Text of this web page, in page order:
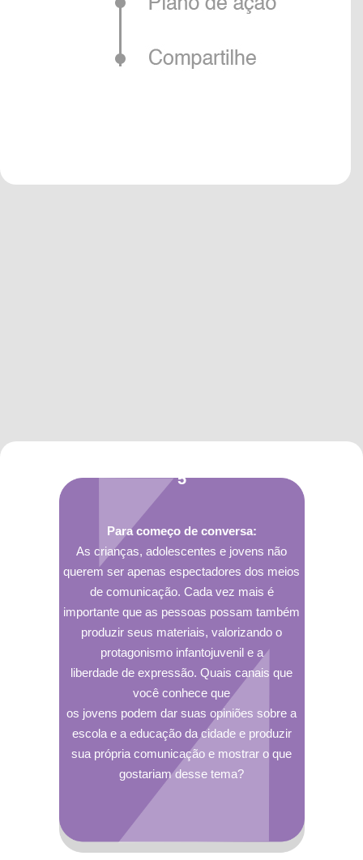
5
Para começo de conversa:
As crianças, adolescentes e jovens não
querem ser apenas espectadores dos meios
de comunicação. Cada vez mais é
importante que as pessoas possam também
produzir seus materiais, valorizando o
protagonismo infantojuvenil e a
liberdade de expressão. Quais canais que
você conhece que
os jovens podem dar suas opiniões sobre a
escola e a educação da cidade e produzir
sua própria comunicação e mostrar o que
gostariam desse tema?